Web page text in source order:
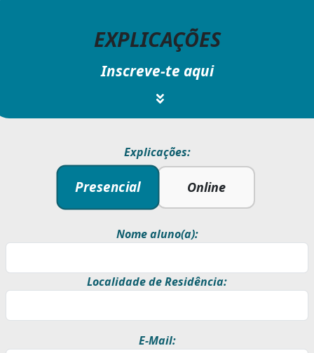
EXPLICAÇÕES
Inscreve-te aqui
Explicações:
Presencial Online
Nome aluno(a):
Localidade de Residência:
E-Mail: